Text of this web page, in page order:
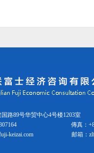
国路89号华贸中心4号楼1203室
）65307164
傳真：
keizai.com 邮箱：